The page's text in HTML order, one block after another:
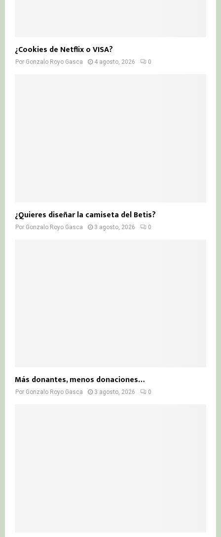
¿Cookies de Netflix o VISA?
Por Gonzalo Royo Gasca 4 agosto, 2026 0
¿Quieres diseñar la camiseta del Betis?
Por Gonzalo Royo Gasca 3 agosto, 2026 0
Más donantes, menos donaciones…
Por Gonzalo Royo Gasca 3 agosto, 2026 0